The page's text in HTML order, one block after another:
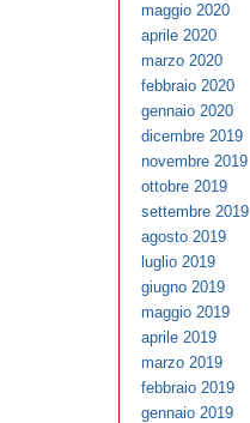
maggio 2020
aprile 2020
marzo 2020
febbraio 2020
gennaio 2020
dicembre 2019
novembre 2019
ottobre 2019
settembre 2019
agosto 2019
luglio 2019
giugno 2019
maggio 2019
aprile 2019
marzo 2019
febbraio 2019
gennaio 2019